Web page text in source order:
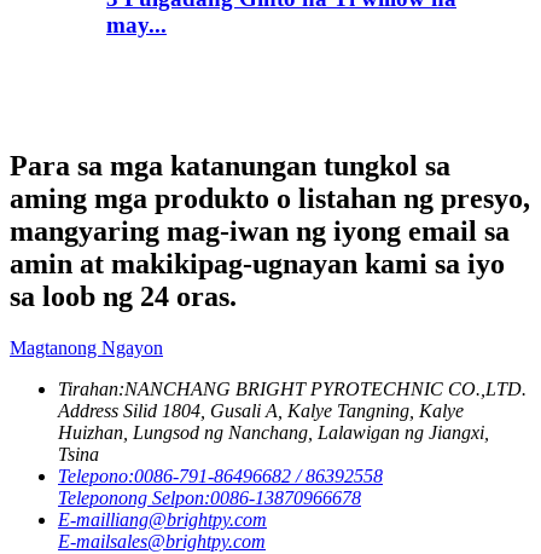
may...
Para sa mga katanungan tungkol sa
aming mga produkto o listahan ng presyo,
mangyaring mag-iwan ng iyong email sa
amin at makikipag-ugnayan kami sa iyo
sa loob ng 24 oras.
Magtanong Ngayon
Tirahan:NANCHANG BRIGHT PYROTECHNIC CO.,LTD.
Address Silid 1804, Gusali A, Kalye Tangning, Kalye
Huizhan, Lungsod ng Nanchang, Lalawigan ng Jiangxi,
Tsina
Telepono:0086-791-86496682 / 86392558
Teleponong Selpon:0086-13870966678
E-mailliang@brightpy.com
E-mailsales@brightpy.com